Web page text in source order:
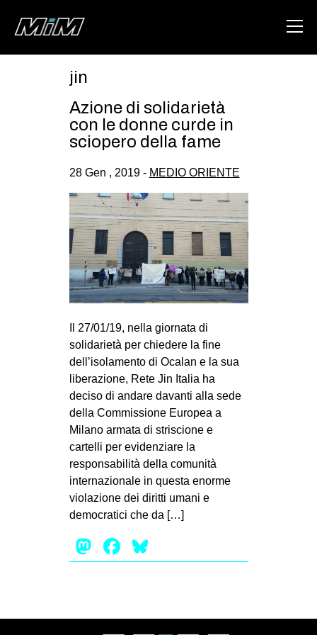
ABOUT
DEGENERAZIONE
GAZA FREESTYLE
CSOA LAMBRETTA
MSM
STUDENTI TSUNAMI
ZAM
MILANO
MOBILITAZIONI
SPAZI
SPORT POPOLARE
MOVIMENTI
AMBIENTE
ANTIFASCISMO
DIRITTO ALL’ABITARE
GENERI
MIGRAZIONI
STUDENTI
jin
Azione di solidarietà
con le donne curde in
sciopero della fame
28 Gen , 2019 - MEDIO ORIENTE
Il 27/01/19, nella giornata di
solidarietà per chiedere la fine
dell’isolamento di Ocalan e la sua
liberazione, Rete Jin Italia ha
deciso di andare davanti alla sede
della Commissione Europea a
Milano armata di striscione e
cartelli per evidenziare la
responsabilità della comunità
internazionale in questa enorme
violazione dei diritti umani e
democratici che da […]
Mastodon
Facebook